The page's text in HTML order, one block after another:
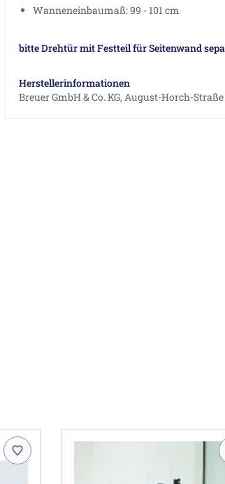
Wanneneinbaumaß: 99 - 101 cm
bitte Drehtür mit Festteil für Seitenwand
Herstellerinformationen
Breuer GmbH & Co. KG, August-Horch-